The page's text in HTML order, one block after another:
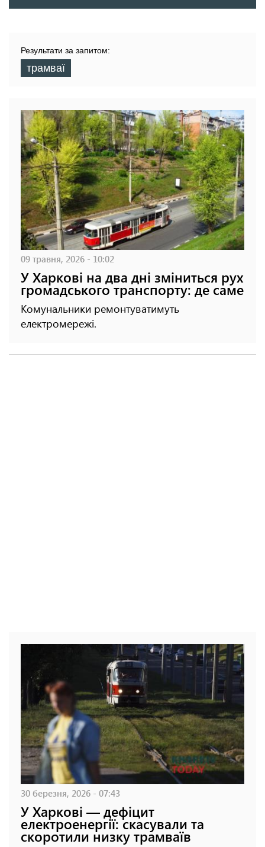
Результати за запитом:
трамваї
09 травня, 2026 - 10:02
У Харкові на два дні зміниться рух
громадського транспорту: де саме
Комунальники ремонтуватимуть
електромережі.
30 березня, 2026 - 07:43
У Харкові — дефіцит
електроенергії: скасували та
скоротили низку трамваїв